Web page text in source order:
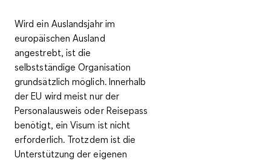
Wird ein Auslandsjahr im
europäischen Ausland
angestrebt, ist die
selbstständige Organisation
grundsätzlich möglich. Innerhalb
der EU wird meist nur der
Personalausweis oder Reisepass
benötigt, ein Visum ist nicht
erforderlich. Trotzdem ist die
Unterstützung der eigenen